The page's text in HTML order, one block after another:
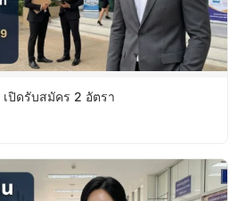
ปิดรับสมัคร 2 อัตรา